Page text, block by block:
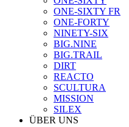
ONE-SIXTY FR
ONE-FORTY
NINETY-SIX
BIG.NINE
BIG.TRAIL
DIRT
REACTO
SCULTURA
MISSION
SILEX
ÜBER UNS